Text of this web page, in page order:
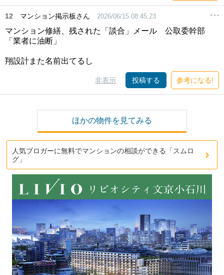
12 マンション掲示板さん 2026/06/15 08:45:23
マンション修繕、残された「談合」メール 公取委幹部
「業者に油断」
翔設計また名前出てるし
非表示 投稿する 参考になる!
ほかの物件を見てみる
人気ブロガーに無料でマンションの相談ができる「スムロ
グ」